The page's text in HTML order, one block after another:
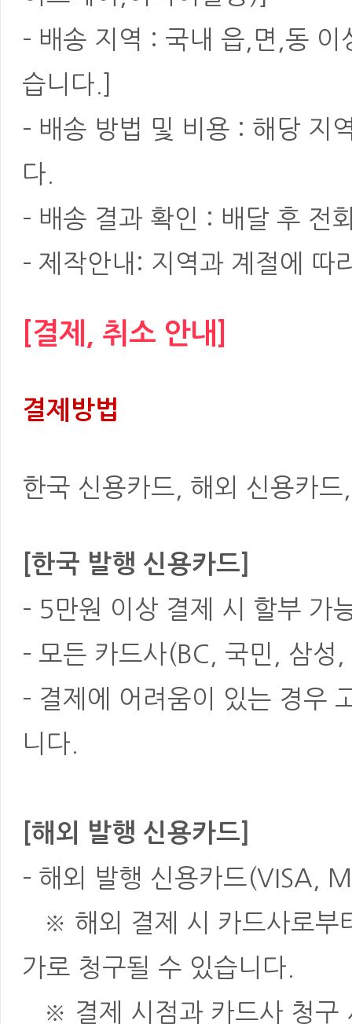
- 배송 지역 : 국내 읍,면,동
습니다.]
- 배송 방법 및 비용 : 해당 지
다.
- 배송 결과 확인 : 배달 후 전
- 제작안내: 지역과 계절에 따
[결제, 취소 안내]
결제방법
한국 신용카드, 해외 신용카
[한국 발행 신용카드]
- 5만원 이상 결제 시 할부 가
- 모든 카드사(BC, 국민, 삼성
- 결제에 어려움이 있는 경우
니다.
[해외 발행 신용카드]
- 해외 발행 신용카드(VISA,
※ 해외 결제 시 카드사로부
가로 청구될 수 있습니다.
※ 결제 시점과 카드사 청구